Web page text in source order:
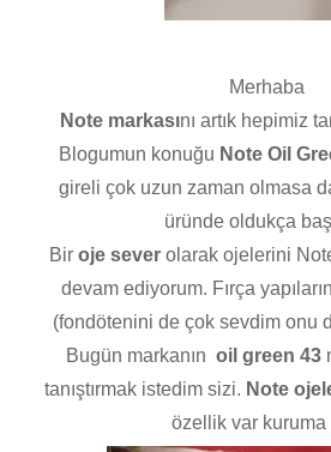
Merhaba
Note markasını artık hepimiz
Blogumun konuğu Note Oil
gireli çok uzun zaman olmasa
üründe oldukça
Bir oje severolarak ojelerini
devam ediyorum. Fırça
(fondötenini de çok sevdim onu
Bugün markanın oil green 43
tanıştırmak istedim sizi. Note
özellik var kuruma